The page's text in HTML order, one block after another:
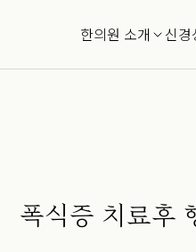
한의원 소개 신경
폭식증 치료후